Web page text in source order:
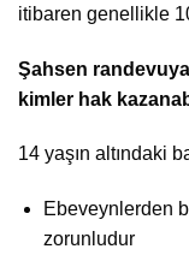
itibaren genellikle
Şahsen
kimler hak
14 yaşın altındaki
Ebeveynlerden
zorunludur